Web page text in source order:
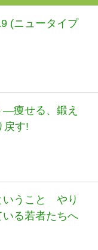
(ニュータイプ
―痩せる、鍛え
戻す!
いうこと やり
る若者たちへ